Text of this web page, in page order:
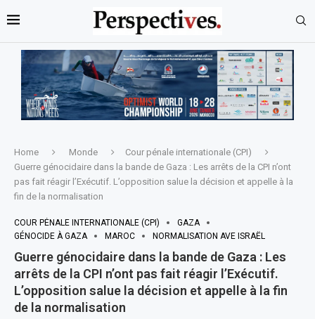
Home Monde
Cour pénale internationale (CPI)
Guerre génocidaire dans la bande de Gaza : Les arrêts de la CPI n’ont
pas fait réagir l’Exécutif. L’opposition salue la décision et appelle à la
fin de la normalisation
COUR PÉNALE INTERNATIONALE (CPI)
GAZA
GÉNOCIDE À GAZA
MAROC NORMALISATION AVE ISRAËL
Guerre génocidaire dans la bande de Gaza : Les
arrêts de la CPI n’ont pas fait réagir l’Exécutif.
L’opposition salue la décision et appelle à la fin
de la normalisation